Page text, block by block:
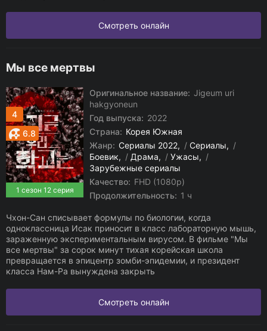
Смотреть онлайн
Мы все мертвы
4
1 сезон 12 серия
6.8
Оригинальное название: Jigeum uri
hakgyoneun
Год выпуска: 2022
Страна: Корея Южная
Жанр: Сериалы 2022 / Сериалы
/
Боевик
/ Драма / Ужасы
/
Зарубежные сериалы
Качество: FHD (1080p)
Продолжительность: 1 ч
Чхон-Сан списывает формулы по биологии, когда
одноклассница Исак приносит в класс лабораторную мышь,
зараженную экспериментальным вирусом. В фильме "Мы
все мертвы" за сорок минут тихая корейская школа
превращается в эпицентр зомби-эпидемии, и президент
класса Нам-Ра вынуждена закрыть
Смотреть онлайн